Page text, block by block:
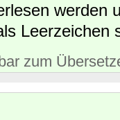
werden
Leerzeichen
zum